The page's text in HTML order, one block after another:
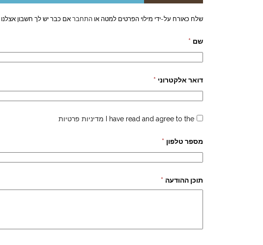
שלח כאורח על-ידי מילוי הפרטים למטה או התחבראם כבר יש לך חשבון אצלנו
שם *
דואר אלקטרוני *
I have read and agree to the מדיניות פרטיות
מספר טלפון *
תוכן ההודעה *